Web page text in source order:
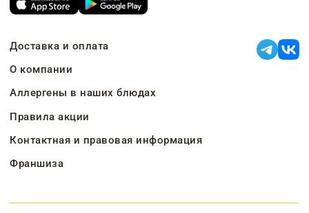
Доставка и оплата
О компании
Аллергены в наших блюдах
Правила акции
Контактная и правовая информация
Франшиза